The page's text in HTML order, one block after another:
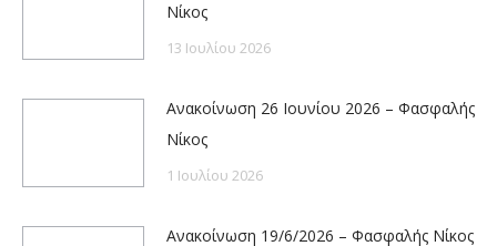
Νίκος
13 Ιουλίου 2026
Ανακοίνωση 26 Ιουνίου 2026 – Φασφαλής
Νίκος
1 Ιουλίου 2026
Ανακοίνωση 19/6/2026 – Φασφαλής Νίκος